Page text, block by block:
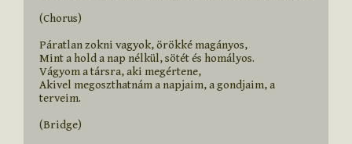
(Chorus)
Páratlan zokni vagyok, örökké magányos,
Mint a hold a nap nélkül, sötét és homályos.
Vágyom a társra, aki megértene,
Akivel megoszthatnám a napjaim, a gondjaim, a
terveim.
(Bridge)